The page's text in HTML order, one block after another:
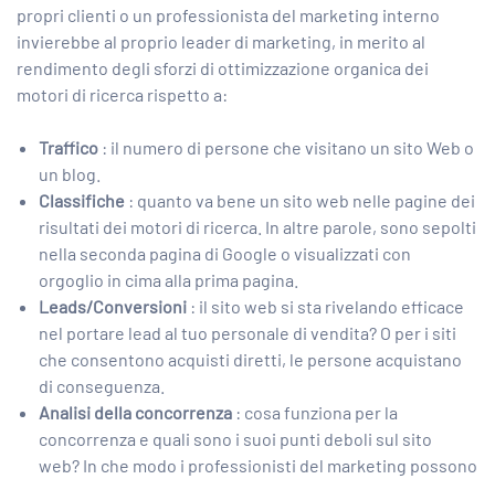
propri clienti o un professionista del marketing interno
invierebbe al proprio leader di marketing, in merito al
rendimento degli sforzi di ottimizzazione organica dei
motori di ricerca rispetto a:
Traffico : il numero di persone che visitano un sito Web o
un blog.
Classifiche : quanto va bene un sito web nelle pagine dei
risultati dei motori di ricerca. In altre parole, sono sepolti
nella seconda pagina di Google o visualizzati con
orgoglio in cima alla prima pagina.
Leads/Conversioni : il sito web si sta rivelando efficace
nel portare lead al tuo personale di vendita? O per i siti
che consentono acquisti diretti, le persone acquistano
di conseguenza.
Analisi della concorrenza : cosa funziona per la
concorrenza e quali sono i suoi punti deboli sul sito
web? In che modo i professionisti del marketing possono